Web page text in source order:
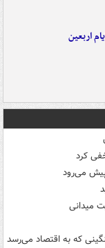
اربعین
کرد
پیش می‌رود
میدانی
که به اقتصاد می‌رسد